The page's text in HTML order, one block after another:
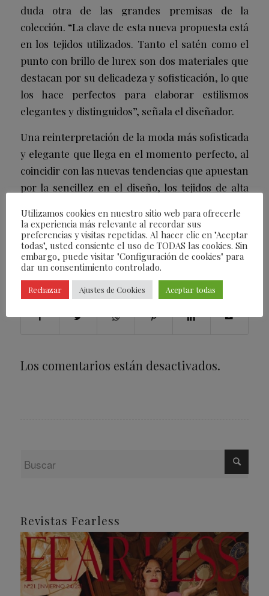
duda otra de las grandes premisas de la
colección. “La clave de esta nueva propuesta está
en los tejidos utilizados. Tanto el satén como el
punto con brillo de lurex son dos materiales que
destacan por su delicadeza y sofisticación, lo que
los hace perfectos para elaborar estilismos
elegantes y distinguidos”, señala el diseñador.
Una reinterpretación de la moda más sofisticada
y elegante que llega en el momento perfecto, al
coincidir con las nuevas tendencias que apuestan
por la sencillez en el diseño, los tejidos de alta
22/08/2023 / PORFEARLESS
Compartir esta entrada
Los comentarios están desactivados.
Revistas Fearless
Utilizamos cookies en nuestro sitio web para ofrecerle
la experiencia más relevante al recordar sus
preferencias y visitas repetidas. Al hacer clic en "Aceptar
todas", usted consiente el uso de TODAS las cookies. Sin
embargo, puede visitar "Configuración de cookies" para
dar un consentimiento controlado.
Rechazar Ajustes de Cookies Aceptar todas